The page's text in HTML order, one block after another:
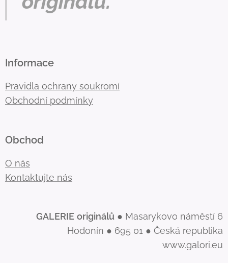
Informace
Pravidla ochrany soukromí
Obchodní podmínky
Obchod
O nás
Kontaktujte nás
GALERIE originálů ● Masarykovo náměstí 6
Hodonín ● 695 01 ● Česká republika
www.galori.eu